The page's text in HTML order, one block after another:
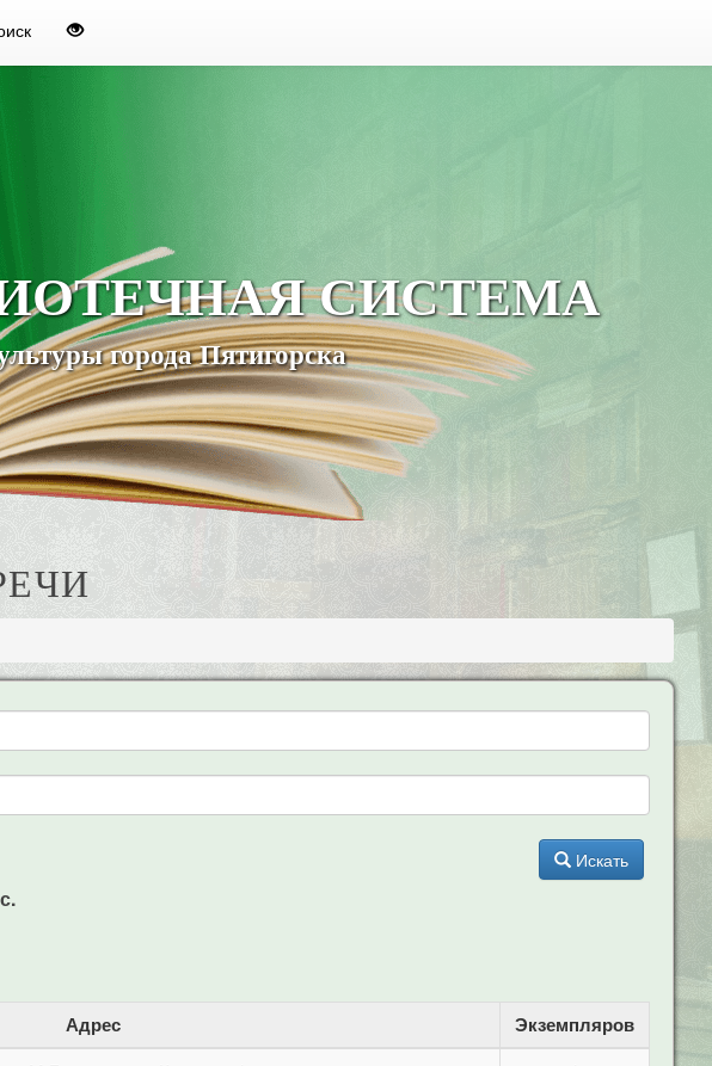
СИСТЕМА
города Пятигорска
Искать
Адрес Экземпляров